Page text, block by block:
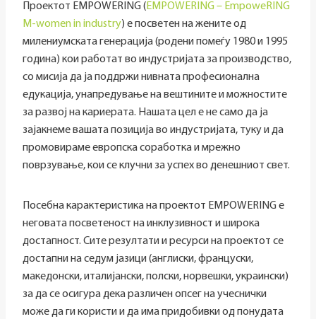
Проектот EMPOWERING (EMPOWERING – EmpoweRING
M-women in industry) е посветен на жените од
милениумската генерација (родени помеѓу 1980 и 1995
година) кои работат во индустријата за производство,
со мисија да ја поддржи нивната професионална
едукација, унапредување на вештините и можностите
за развој на кариерата. Нашата цел е не само да ја
зајакнеме вашата позиција во индустријата, туку и да
промовираме европска соработка и мрежно
поврзување, кои се клучни за успех во денешниот свет.
Посебна карактеристика на проектот EMPOWERING е
неговата посветеност на инклузивност и широка
достапност. Сите резултати и ресурси на проектот се
достапни на седум јазици (англиски, француски,
македонски, италијански, полски, норвешки, украински)
за да се осигура дека различен опсег на учеснички
може да ги користи и да има придобивки од понудата